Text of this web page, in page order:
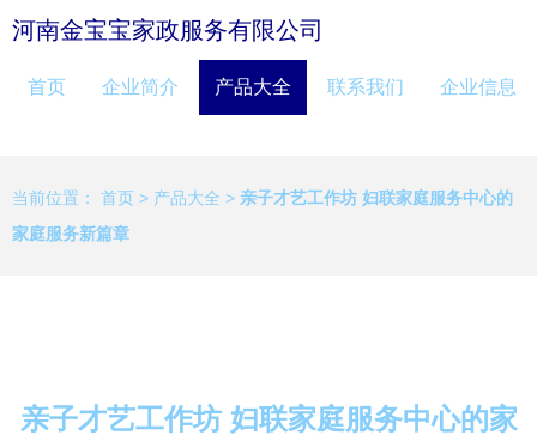
河南金宝宝家政服务有限公司
首页 企业简介 产品大全 联系我们 企业信息
当前位置： 首页 > 产品大全 > 亲子才艺工作坊 妇联家庭服务中心的
家庭服务新篇章
亲子才艺工作坊 妇联家庭服务中心的家